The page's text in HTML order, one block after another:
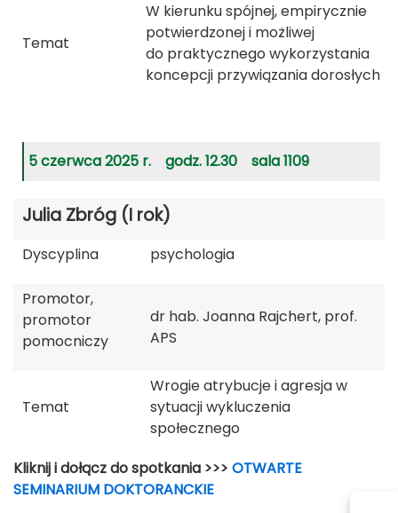
Temat
W kierunku spójnej, empirycznie
potwierdzonej i możliwej
do praktycznego wykorzystania
koncepcji przywiązania dorosłych
5 czerwca 2025 r. godz. 12.30 sala 1109
Julia Zbróg (I rok)
Dyscyplina psychologia
Promotor,
promotor
pomocniczy
dr hab. Joanna Rajchert, prof.
APS
Temat
Wrogie atrybucje i agresja w
sytuacji wykluczenia
społecznego
Kliknij i dołącz do spotkania >>> OTWARTE
SEMINARIUM DOKTORANCKIE